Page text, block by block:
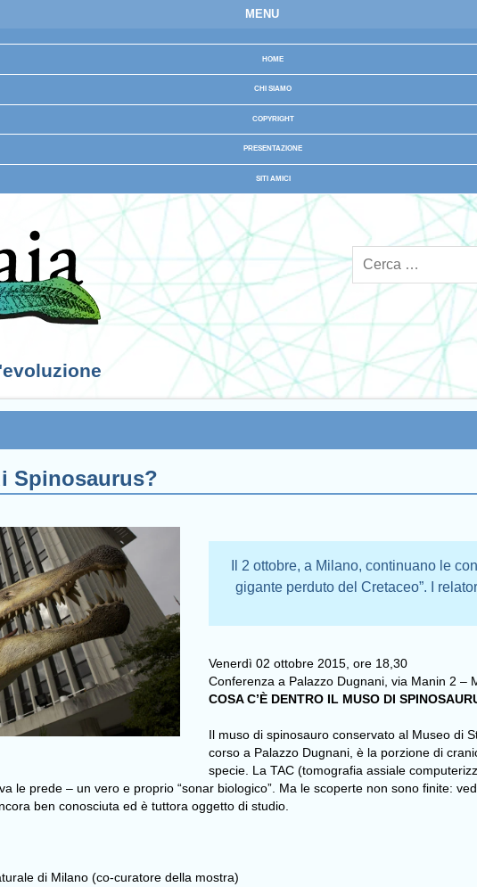
MENU
HOME
CHI SIAMO
COPYRIGHT
PRESENTAZIONE
SITI AMICI
Spinosaurus?
Il 2 ottobre, a Milano, continuano le
gigante perduto del Cretaceo”. I
Venerdì 02 ottobre 2015, ore 18,30
Conferenza a Palazzo Dugnani, via Manin 2 –
COSA C’È DENTRO IL MUSO DI
Il muso di spinosauro conservato al Museo di
corso a Palazzo Dugnani, è la porzione di
specie. La TAC (tomografia assiale
le prede – un vero e proprio “sonar biologico”. Ma le scoperte non sono finite:
ben conosciuta ed è tuttora oggetto di studio.
di Milano (co-curatore della mostra)